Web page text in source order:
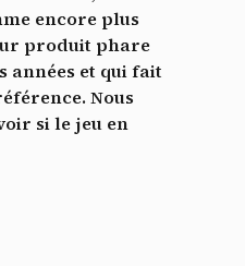
encore plus
produit phare
années et qui fait
Nous
si le jeu en